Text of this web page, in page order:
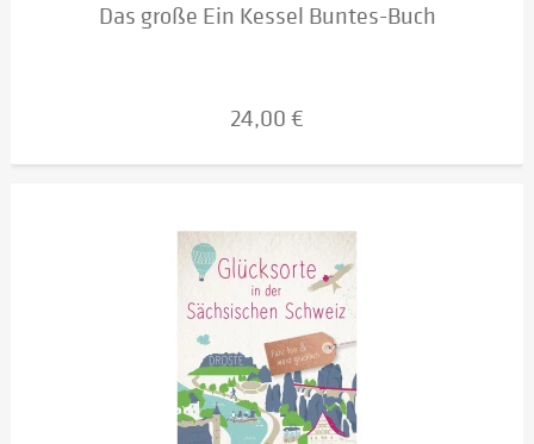
Das große Ein Kessel Buntes-Buch
24,00 €